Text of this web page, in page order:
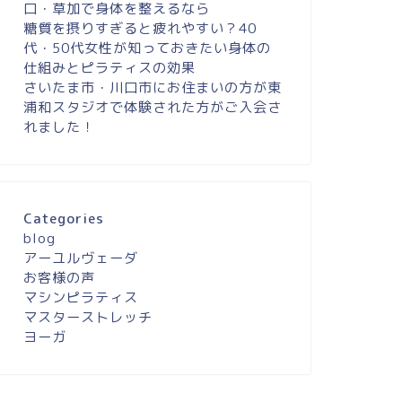
口・草加で身体を整えるなら
糖質を摂りすぎると疲れやすい？40
代・50代女性が知っておきたい身体の
仕組みとピラティスの効果
さいたま市・川口市にお住まいの方が東
浦和スタジオで体験された方がご入会さ
れました！
Categories
blog
アーユルヴェーダ
お客様の声
マシンピラティス
マスターストレッチ
ヨーガ